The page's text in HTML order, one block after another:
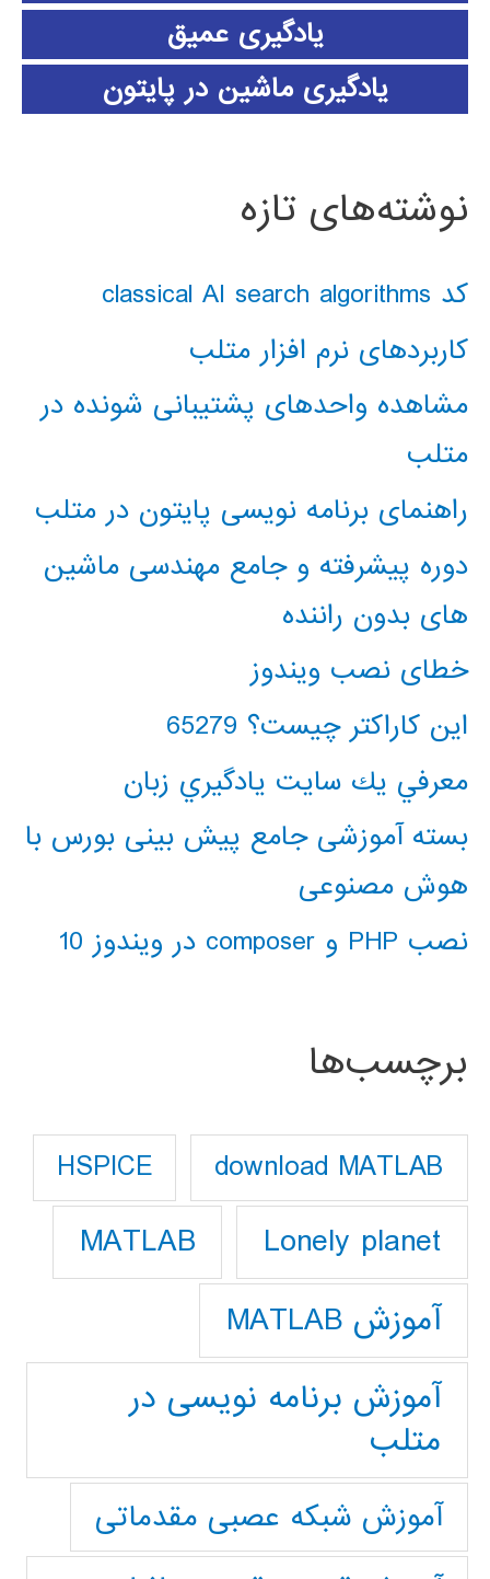
یادگیری عمیق
یادگیری ماشین در پایتون
نوشته‌های تازه
کد classical AI search algorithms
کاربردهای نرم افزار متلب
مشاهده واحدهای پشتیبانی شونده در
متلب
راهنمای برنامه نویسی پایتون در متلب
دوره پیشرفته و جامع مهندسی ماشین
های بدون راننده
خطای نصب ویندوز
این کاراکتر چیست؟ 65279
معرفي يك سايت يادگيري زبان
بسته آموزشی جامع پیش بینی بورس با
هوش مصنوعی
نصب PHP و composer در ویندوز 10
برچسب‌ها
download MATLAB
HSPICE
Lonely planet
MATLAB
آموزش MATLAB
آموزش برنامه نویسی در
متلب
آموزش شبکه عصبی مقدماتی